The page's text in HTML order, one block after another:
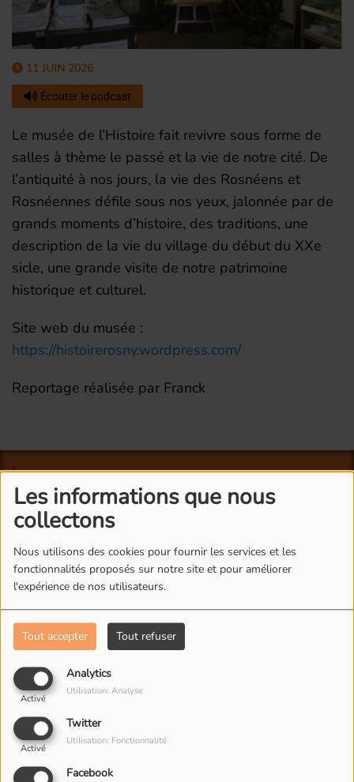
Les informations que nous
collectons
Nous utilisons des cookies pour fournir les services et les
fonctionnalités proposés sur notre site et pour améliorer
l'expérience de nos utilisateurs.
Tout accepter Tout refuser
Analytics
Activé
Utilisation: Analyse
Twitter
Activé
Utilisation: Fonctionnalité
Facebook
11 JUIN 2026
Écouter le podcast
Le musée de l’Histoire fait revivre sous forme de
salles à thème le passé et la vie de notre cité. De
l’antiquité à nos jours, la vie des Rosnéens et
Rosnéennes défile sous nos yeux, jalonnée par de
grands moments d’histoire, des traditions, une
description de la vie du village du début du XXe
sicle, une grande visite de notre patrimoine
historique et culturel.
Site web du musée :
https://histoirerosny.wordpress.com/
Reportage réalisée par Franck
L'ÉQUIPE DE RADIO M'S